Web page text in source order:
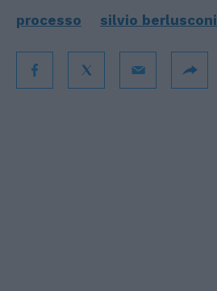
processo silvio berlusconi